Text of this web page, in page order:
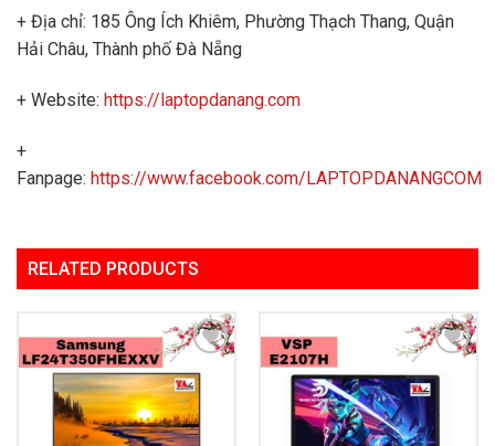
+ Địa chỉ: 185 Ông Ích Khiêm, Phường Thạch Thang, Quận
Hải Châu, Thành phố Đà Nẵng
+ Website: https://laptopdanang.com
+
Fanpage: https://www.facebook.com/LAPTOPDANANGCOM
RELATED PRODUCTS
Add to
Wishlist
Wishlist